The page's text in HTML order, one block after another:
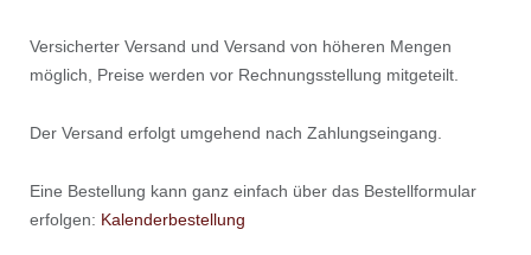
Versicherter Versand und Versand von höheren Mengen
möglich, Preise werden vor Rechnungsstellung mitgeteilt.
Der Versand erfolgt umgehend nach Zahlungseingang.
Eine Bestellung kann ganz einfach über das Bestellformular
erfolgen: Kalenderbestellung